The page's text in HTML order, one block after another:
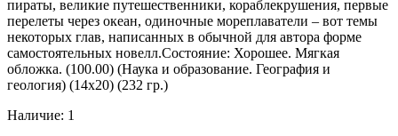
пираты, великие путешественники, кораблекрушения, первые
перелеты через океан, одиночные мореплаватели – вот темы
некоторых глав, написанных в обычной для автора форме
самостоятельных новелл.Состояние: Хорошее. Мягкая
обложка. (100.00) (Наука и образование. География и
геология) (14х20) (232 гр.)
Наличие: 1